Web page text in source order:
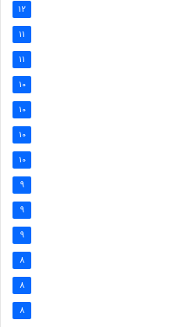
12
11
11
10
10
10
10
9
9
9
8
8
8